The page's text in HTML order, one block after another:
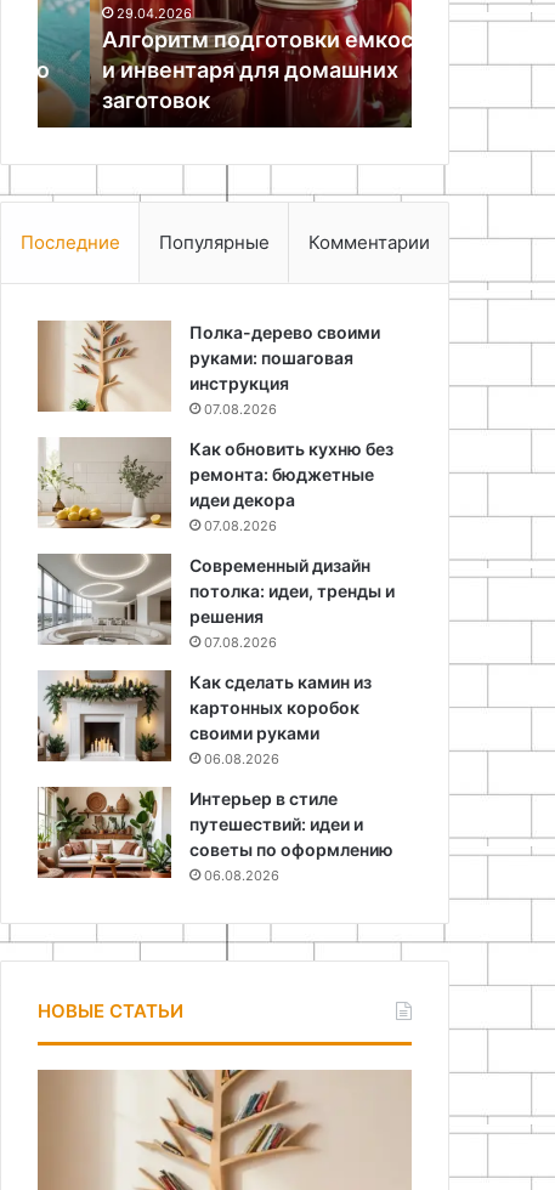
домашних
заготовок
29.04.2026
Алгоритм подготовки емкостей
и инвентаря для домашних
заготовок
руками
Как
Последние Популярные Комментарии
Полка-дерево своими
руками: пошаговая
инструкция
07.08.2026
Как обновить кухню без
ремонта: бюджетные
идеи декора
07.08.2026
Современный дизайн
потолка: идеи, тренды и
решения
07.08.2026
Как сделать камин из
картонных коробок
своими руками
06.08.2026
Интерьер в стиле
путешествий: идеи и
советы по оформлению
06.08.2026
НОВЫЕ СТАТЬИ